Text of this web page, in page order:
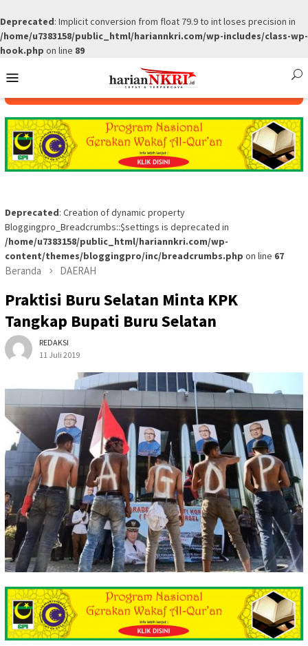
Deprecated: Implicit conversion from float 79.9 to int loses precision in
/home/u7383158/public_html/hariannkri.com/wp-includes/class-wp-
hook.php on line 89
to
Menu
Deprecated: Creation of dynamic property
Bloggingpro_Breadcrumbs::$settings is deprecated in
/home/u7383158/public_html/hariannkri.com/wp-
content/themes/bloggingpro/inc/breadcrumbs.php on line 67
Beranda DAERAH
Praktisi Buru Selatan Minta KPK
Tangkap Bupati Buru Selatan
REDAKSI
11 Juli 2019